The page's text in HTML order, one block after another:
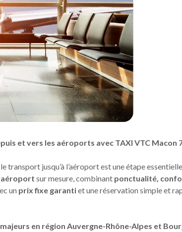
et vers les aéroports avec TAXI VTC Macon
jusqu’à l’aéroport est une étape
sur mesure, combinant ponctualité,
un prix fixe garantiet une réservation simple et
en région Auvergne-Rhône-Alpes et